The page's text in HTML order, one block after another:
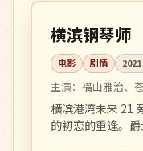
日本
横滨钢琴师
电影 剧情 2021
主演： 福山雅治、
横滨港湾未来 21
的初恋的重逢。
乐章。